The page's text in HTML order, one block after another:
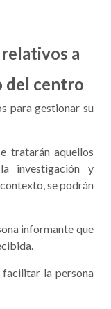
a
del centro
para gestionar su
tratarán aquellos
investigación y
se podrán
informante que
la persona